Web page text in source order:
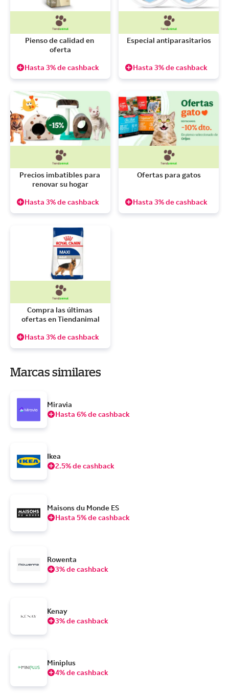
Pienso de calidad en
oferta
Hasta 3% de cashback
Especial antiparasitarios
Hasta 3% de cashback
Precios imbatibles para
renovar su hogar
Hasta 3% de cashback
Ofertas para gatos
Hasta 3% de cashback
Compra las últimas
ofertas en Tiendanimal
Hasta 3% de cashback
Marcas similares
Miravia
Hasta 6% de cashback
Ikea
2.5% de cashback
Maisons du Monde ES
Hasta 5% de cashback
Rowenta
3% de cashback
Kenay
3% de cashback
Miniplus
4% de cashback